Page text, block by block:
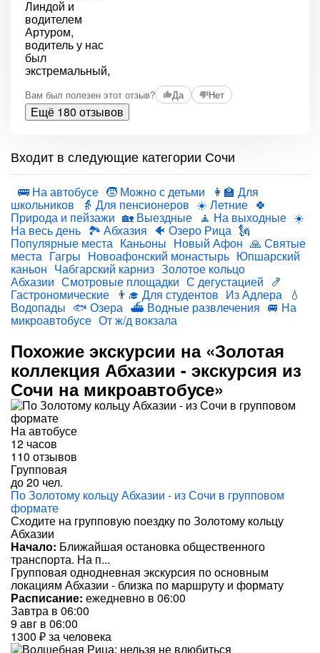
Вам был полезен этот отзыв? Да Нет
Ещё 180 отзывов
Входит в следующие категории Сочи
🚌 На автобусе 🧒 Можно с детьми 👩‍🏫 Для
школьников 👵 Для пенсионеров ☀️ Летние 🍀
Природа и пейзажи 🏡 Выездные 🧘 На выходные ☀️
На весь день 🏞 Абхазия 🐠 Озеро Рица 🗽
Популярные места Каньоны Новый Афон 🙏 Святые
места Гагры Новоафонский монастырь Юпшарский
каньон Чабгарский карниз Золотое кольцо
Абхазии Смотровые площадки С дегустацией 🍤
Гастрономические 👨‍🎓 Для студентов Из Адлера 💧
Водопады 🐟 Озера ⛴ Водные развлечения 🚐 На
микроавтобусе От ж/д вокзала
Похожие экскурсии на «Золотая
коллекция Абхазии - экскурсия из
Сочи на микроавтобусе»
На автобусе
12 часов
110 отзывов
Групповая
до 20 чел.
По Золотому кольцу Абхазии - из Сочи в групповом
формате
Сходите на групповую поездку по Золотому кольцу
Абхазии
Начало: Ближайшая остановка общественного
транспорта. На п...
Групповая однодневная экскурсия по основным
локациям Абхазии - близка по маршруту и формату
Расписание: ежедневно в 06:00
Завтра в 06:00
9 авг в 06:00
1300 ₽за человека